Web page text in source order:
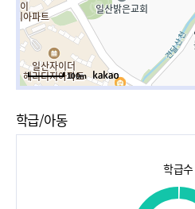
100m
학급/아동
학급수